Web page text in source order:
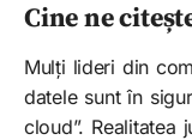
Cine ne
Mulți lideri din
datele sunt în
cloud”. Realitatea